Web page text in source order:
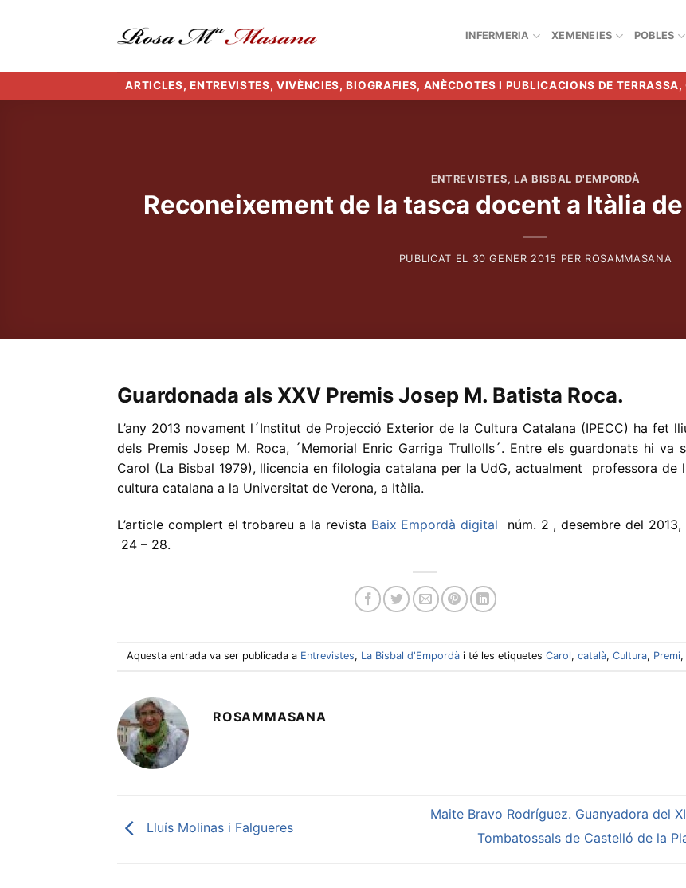
INFERMERIA XEMENEIES POBLES
ARTICLES, ENTREVISTES, VIVÈNCIES, BIOGRAFIES, ANÈCDOTES I PUBLICACIONS DE
ENTREVISTES, LA BISBAL D'EMPORDÀ
Reconeixement de la tasca docent a Itàlia
PUBLICAT EL 30 GENER 2015 PER ROSAMMASANA
Guardonada als XXV Premis Josep M. Batista Roca.
L’any 2013 novament l´Institut de Projecció Exterior de la Cultura Catalana (IPECC) ha fet
dels Premis Josep M. Roca, ´Memorial Enric Garriga Trullolls´. Entre els guardonats hi va
Carol (La Bisbal 1979), llicencia en filologia catalana per la UdG, actualment professora de
cultura catalana a la Universitat de Verona, a Itàlia.
L’article complert el trobareu a la revista Baix Empordà digital núm. 2 , desembre del 2013,
24 – 28.
Aquesta entrada va ser publicada a Entrevistes, La Bisbal d'Empordài té les etiquetes Carol, català, Cultura, Premi,
ROSAMMASANA
Lluís Molinas i Falgueres
Maite Bravo Rodríguez. Guanyadora del
Tombatossals de Castelló de la